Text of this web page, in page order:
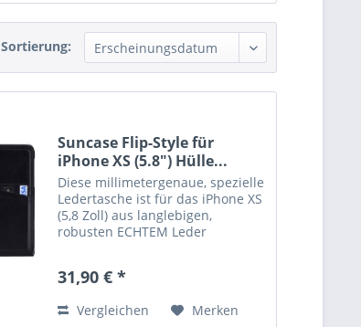
Sortierung:
Suncase Flip-Style für
iPhone XS (5.8") Hülle...
Diese millimetergenaue, spezielle
Ledertasche ist für das iPhone XS
(5,8 Zoll) aus langlebigen,
robusten ECHTEM Leder
hergestellt und reinigt das
robuste...
31,90 € *
Vergleichen Merken